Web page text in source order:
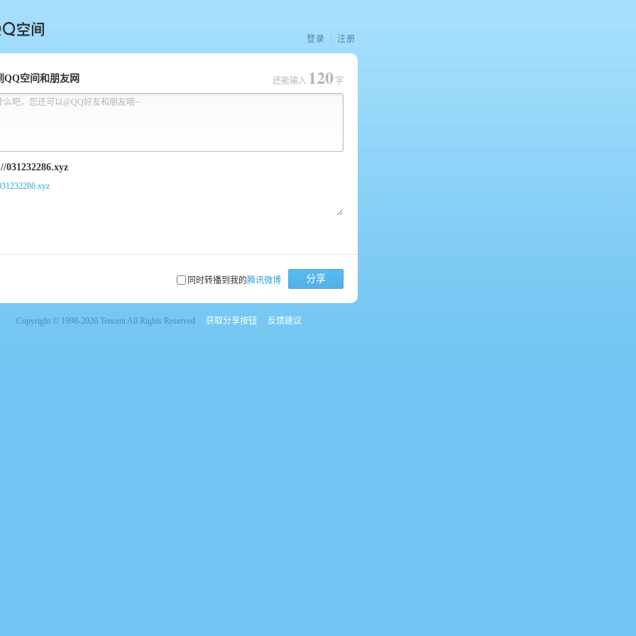
间
登录 注册
QQ空间和朋友网
么吧，您还可以@QQ好友和朋友哦~
还能输入 120 字
同时转播到我的腾讯微博 分享
Copyright © 1998-2026 Tencent All Rights Reserved 获取分享按钮 反馈建议